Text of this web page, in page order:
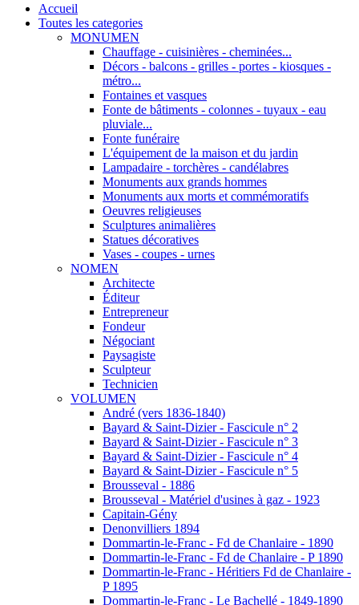
Accueil
Toutes les categories
MONUMEN
Chauffage - cuisinières - cheminées...
Décors - balcons - grilles - portes - kiosques -
métro...
Fontaines et vasques
Fonte de bâtiments - colonnes - tuyaux - eau
pluviale...
Fonte funéraire
L'équipement de la maison et du jardin
Lampadaire - torchères - candélabres
Monuments aux grands hommes
Monuments aux morts et commémoratifs
Oeuvres religieuses
Sculptures animalières
Statues décoratives
Vases - coupes - urnes
NOMEN
Architecte
Éditeur
Entrepreneur
Fondeur
Négociant
Paysagiste
Sculpteur
Technicien
VOLUMEN
André (vers 1836-1840)
Bayard & Saint-Dizier - Fascicule n° 2
Bayard & Saint-Dizier - Fascicule n° 3
Bayard & Saint-Dizier - Fascicule n° 4
Bayard & Saint-Dizier - Fascicule n° 5
Brousseval - 1886
Brousseval - Matériel d'usines à gaz - 1923
Capitain-Gény
Denonvilliers 1894
Dommartin-le-Franc - Fd de Chanlaire - 1890
Dommartin-le-Franc - Fd de Chanlaire - P 1890
Dommartin-le-Franc - Héritiers Fd de Chanlaire -
P 1895
Dommartin-le-Franc - Le Bachellé - 1849-1890